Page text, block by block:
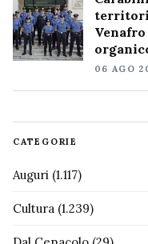
06 AGO
CATEGORIE
Auguri (1.117)
Cultura (1.239)